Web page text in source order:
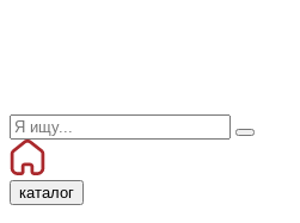
каталог